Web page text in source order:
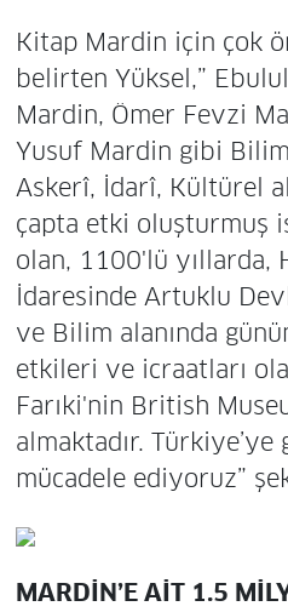
Kitap Mardin için çok
belirten Yüksel,”
Mardin, Ömer Fevzi
Yusuf Mardin gibi
Askerî, İdarî, Kültürel
çapta etki oluşturmuş
olan, 1100'lü yıllarda,
İdaresinde Artuklu
ve Bilim alanında
etkileri ve icraatları
Farıki'nin British
almaktadır.
mücadele ediyoruz”
MARDİN’E AİT 1.5